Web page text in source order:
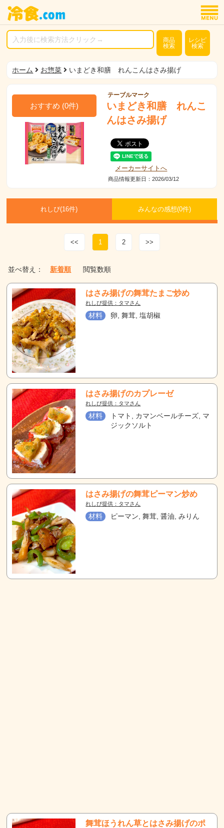
商品
検索
レシピ
検索
ホーム お惣菜 いまどき和膳 れんこんはさみ揚げ
おすすめ (0件)
テーブルマーク
いまどき和膳 れんこ
んはさみ揚げ
メーカーサイトへ
商品情報更新日：2026/03/12
れしぴ(16件) みんなの感想(0件)
<< 1 2 >>
並べ替え： 新着順 閲覧数順
はさみ揚げの舞茸たまご炒め
れしぴ提供：タマさん
材料 卵, 舞茸, 塩胡椒
はさみ揚げのカプレーゼ
れしぴ提供：タマさん
材料
トマト, カマンベールチーズ, マ
ジックソルト
はさみ揚げの舞茸ピーマン炒め
れしぴ提供：タマさん
材料 ピーマン, 舞茸, 醤油, みりん
舞茸ほうれん草とはさみ揚げのポ